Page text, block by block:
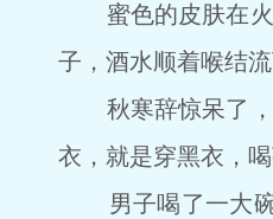
蜜色的皮肤在火
子，酒水顺着喉结流
秋寒辞惊呆了，
衣，就是穿黑衣，
男子喝了一大碗